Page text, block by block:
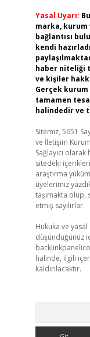
Yasal Uyarı:
marka, kurum
bağlantısı
kendi
haber niteliği
ve kişiler
Gerçek
tamamen
halindedir ve
Sitemiz, 5651
ve İletişim
Sağlayıcı
sitedeki
araştırma
üyelerimiz
taşımakta olup,
etmiş sayılırlar.
Hukuka ve
düşündüğünüz
halinde, ilgili
kaldırılacaktır.